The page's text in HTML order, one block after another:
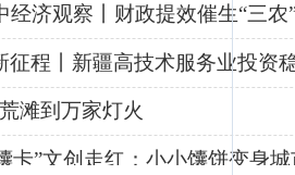
经济观察丨财政提效催生“三农
征程丨新疆高技术服务业投资
滩到万家灯火
卡”文创走红：小小馕饼变身